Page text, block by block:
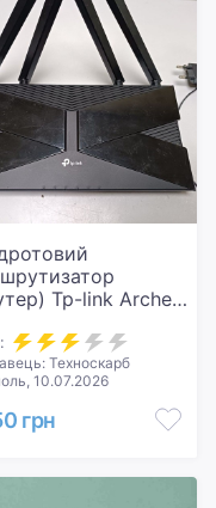
Tp-link Archer
Техноскарб
10.07.2026
грн